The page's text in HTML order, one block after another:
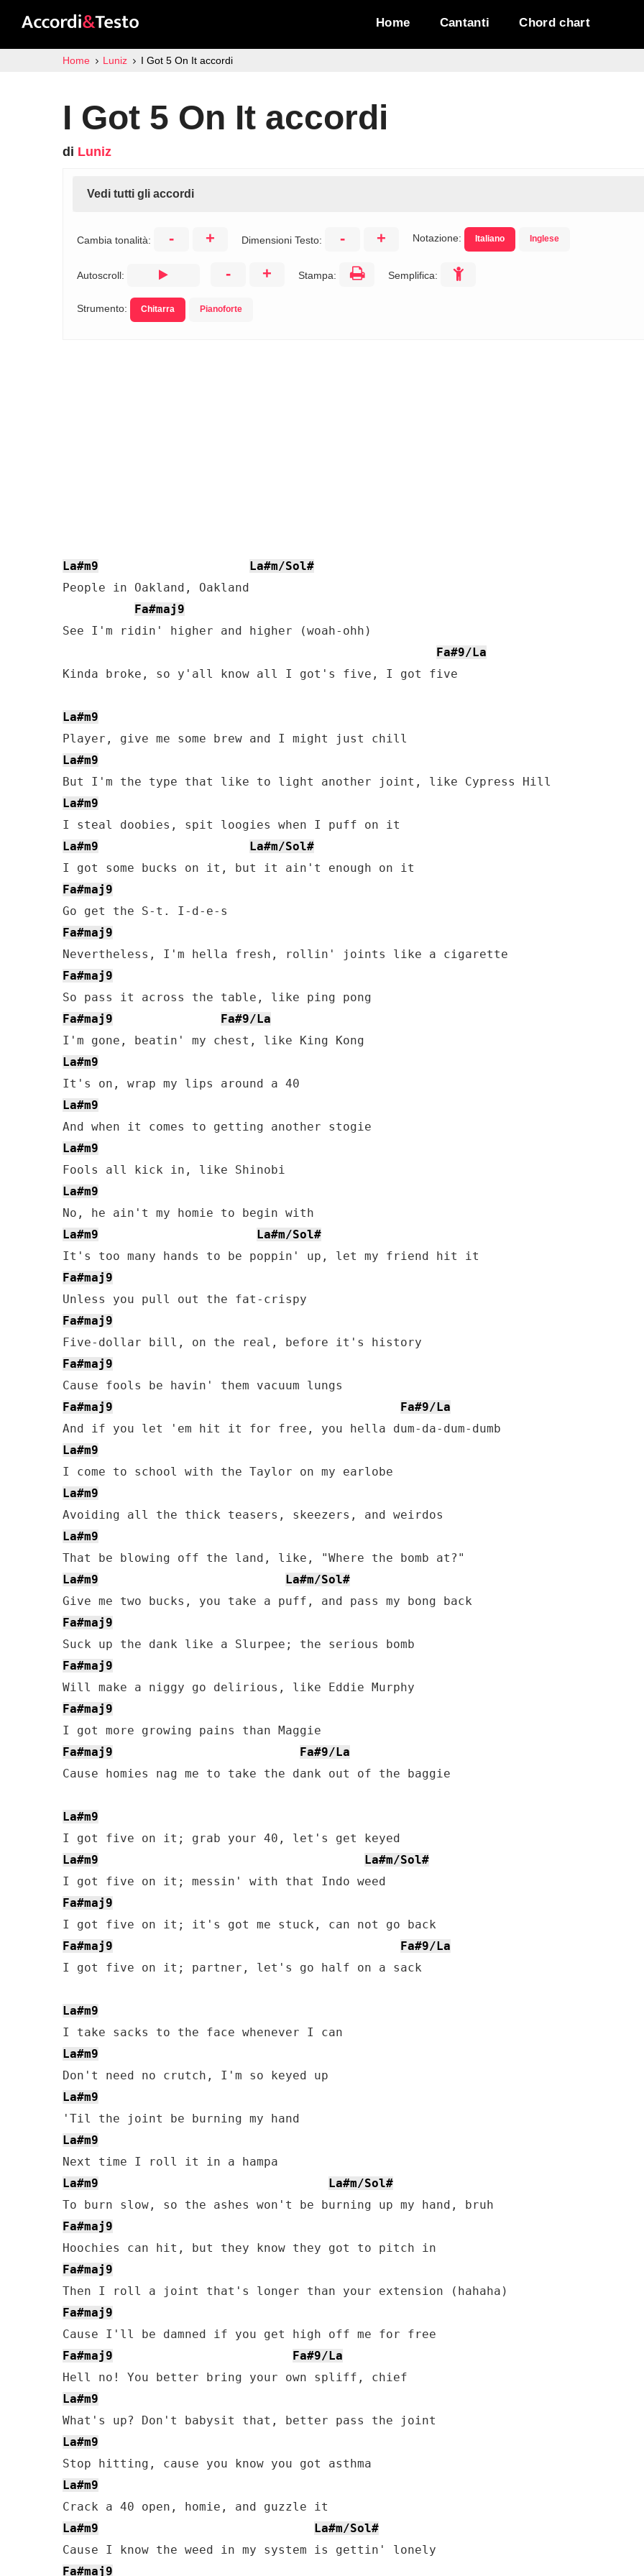
Home Cantanti Chord chart
Home Luniz I Got 5 On It accordi
I Got 5 On It accordi
di Luniz
Vedi tutti gli accordi
Cambia tonalità: - + Dimensioni Testo: - + Notazione: Italiano Inglese
Autoscroll: - + Stampa: Semplifica:
Strumento: Chitarra Pianoforte
La#m9
La#m/Sol#
People in Oakland, Oakland
Fa#maj9
See I'm ridin' higher and higher (woah-ohh)
Fa#9/La
Kinda broke, so y'all know all I got's five, I got five
La#m9
La#m9
La#m9
La#m9
La#m/Sol#
Fa#maj9
Fa#maj9
Fa#maj9
Fa#maj9
Fa#9/La
La#m9
La#m9
La#m9
La#m9
La#m9
La#m/Sol#
Fa#maj9
Fa#maj9
Fa#maj9
Fa#maj9
Fa#9/La
La#m9
La#m9
La#m9
La#m9
La#m/Sol#
Fa#maj9
Fa#maj9
Fa#maj9
Fa#maj9
Fa#9/La
Cause homies nag me to take the dank out of the baggie
La#m9
La#m9
La#m/Sol#
Fa#maj9
Fa#maj9
Fa#9/La
I got five on it; partner, let's go half on a sack
La#m9
La#m9
La#m9
La#m9
La#m9
La#m/Sol#
Fa#maj9
Fa#maj9
Fa#maj9
Fa#maj9
Fa#9/La
La#m9
La#m9
La#m9
La#m9
La#m/Sol#
Fa#maj9